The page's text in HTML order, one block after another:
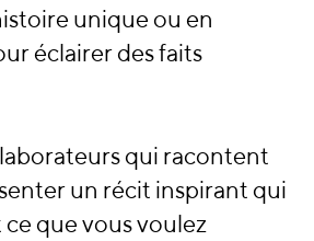
unique ou en
éclairer des faits
qui racontent
un récit inspirant qui
que vous voulez